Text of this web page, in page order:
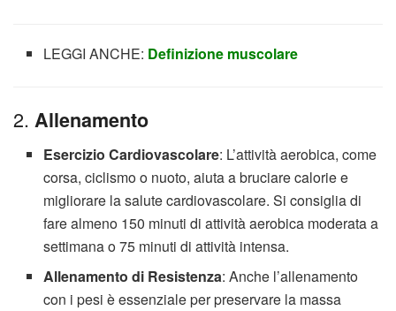
LEGGI ANCHE: Definizione muscolare
2. Allenamento
Esercizio Cardiovascolare: L’attività aerobica, come
corsa, ciclismo o nuoto, aiuta a bruciare calorie e
migliorare la salute cardiovascolare. Si consiglia di
fare almeno 150 minuti di attività aerobica moderata a
settimana o 75 minuti di attività intensa.
Allenamento di Resistenza: Anche l’allenamento
con i pesi è essenziale per preservare la massa